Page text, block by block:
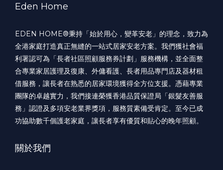
Eden Home
EDEN HOME®️秉持「始於用心，變革安老」的理念，致力為
全港家庭打造真正無縫的一站式居家安老方案。我們獲社會福
利署認可為「長者社區照顧服務券計劃」服務機構，並全面整
合專業家居護理及復康、外傭看護、長者用品專門店及器材租
借服務，讓長者在熟悉的居家環境獲得全方位支援。憑藉專業
團隊的卓越實力，我們接連榮獲香港品質保證局「銀髮友善服
務」認證及多項安老業界獎項，服務質素備受肯定。至今已成
功協助數千個護老家庭，讓長者享有優質和貼心的晚年照顧。
關於我們